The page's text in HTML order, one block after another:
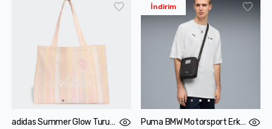
adidas Summer Glow Turuncu Omuz Çantası
İndirim
Puma BMW Motorsport Erkek Siyah Omuz Çantası